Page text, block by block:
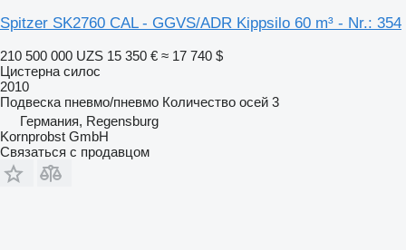
Spitzer SK2760 CAL - GGVS/ADR Kippsilo 60 m³ - Nr.: 354
210 500 000 UZS 15 350 € ≈ 17 740 $
Цистерна силос
2010
Подвеска пневмо/пневмо Количество осей 3
Германия, Regensburg
Kornprobst GmbH
Связаться с продавцом